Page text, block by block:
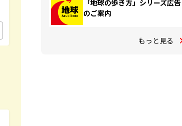
「地球の歩き方」シリーズ広告
のご案内
もっと見る